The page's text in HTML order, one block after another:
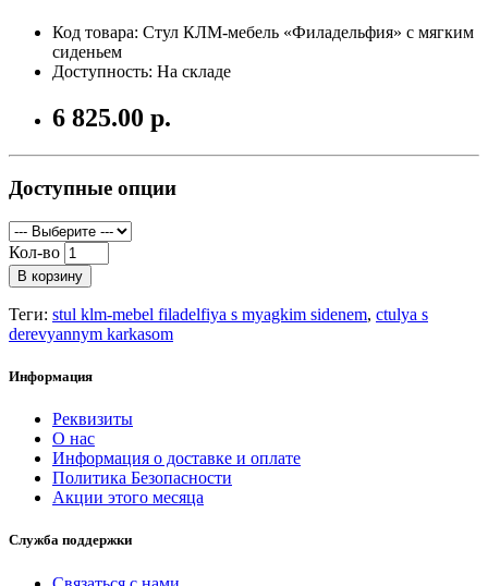
Код товара: Стул КЛМ-мебель «Филадельфия» с мягким
сиденьем
Доступность: На складе
6 825.00 р.
Доступные опции
Кол-во
В корзину
Теги: stul klm-mebel filadelfiya s myagkim sidenem, ctulya s
derevyannym karkasom
Информация
Реквизиты
О нас
Информация о доставке и оплате
Политика Безопасности
Акции этого месяца
Служба поддержки